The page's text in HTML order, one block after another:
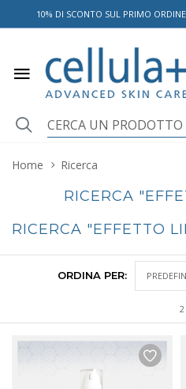
10% DI SCONTO SUL PRIMO ORDINE
Home Ricerca
RICERCA
RICERCA "EFFETTO
ORDINA PER: